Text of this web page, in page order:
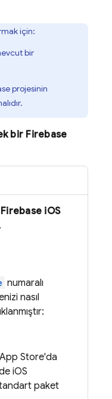
için:
bir
projesinin
bir Firebase
Firebase iOS
numaralı
nasıl
Store'da
iOS
paket